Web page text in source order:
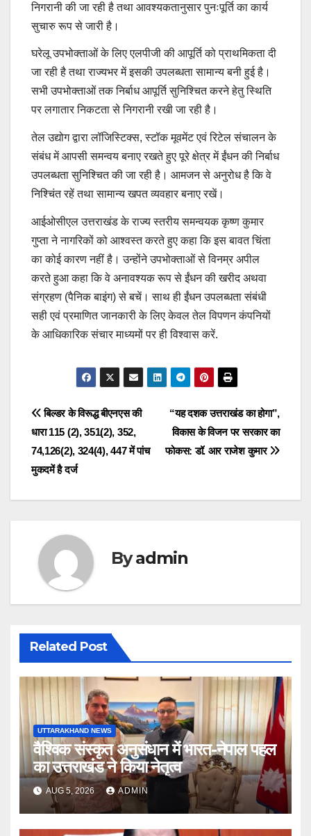
निगरानी की जा रही है तथा आवश्यकतानुसार पुनःपूर्ति का कार्य
सुचारु रूप से जारी है।
घरेलू उपभोक्ताओं के लिए एलपीजी की आपूर्ति को प्राथमिकता दी
जा रही है तथा राज्यभर में इसकी उपलब्धता सामान्य बनी हुई है।
सभी उपभोक्ताओं तक निर्बाध आपूर्ति सुनिश्चित करने हेतु स्थिति
पर लगातार निकटता से निगरानी रखी जा रही है।
तेल उद्योग द्वारा लॉजिस्टिक्स, स्टॉक मूवमेंट एवं रिटेल संचालन के
संबंध में आपसी समन्वय बनाए रखते हुए पूरे क्षेत्र में ईंधन की निर्बाध
उपलब्धता सुनिश्चित की जा रही है। आमजन से अनुरोध है कि वे
निश्चिंत रहें तथा सामान्य खपत व्यवहार बनाए रखें।
आईओसीएल उत्तराखंड के राज्य स्तरीय समन्वयक कृष्ण कुमार
गुप्ता ने नागरिकों को आश्वस्त करते हुए कहा कि इस बावत चिंता
का कोई कारण नहीं है। उन्होंने उपभोक्ताओं से विनम्र अपील
करते हुआ कहा कि वे अनावश्यक रूप से ईंधन की खरीद अथवा
संग्रहण (पैनिक बाइंग) से बचें। साथ ही ईंधन उपलब्धता संबंधी
सही एवं प्रमाणित जानकारी के लिए केवल तेल विपणन कंपनियों
के आधिकारिक संचार माध्यमों पर ही विश्वास करें.
Post
navigation
Post
navigation
“यह दशक उत्तराखंड का होगा”,
विकास के विजन पर सरकार का
फोकस: डॉ. आर राजेश कुमार
बिल्डर के विरूद्ध बीएनएस की
धारा 115 (2), 351(2), 352,
74,126(2), 324(4), 447 में पांच
मुकदमें है दर्ज
Byadmin
Related Post
UTTARAKHAND NEWS
वैश्विक संस्कृत अनुसंधान में भारत-नेपाल पहल
का उत्तराखंड ने किया नेतृत्व
AUG 5, 2026 ADMIN